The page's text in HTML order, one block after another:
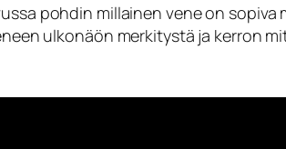
pohdin millainen vene on sopiva
ulkonäön merkitystä ja kerron